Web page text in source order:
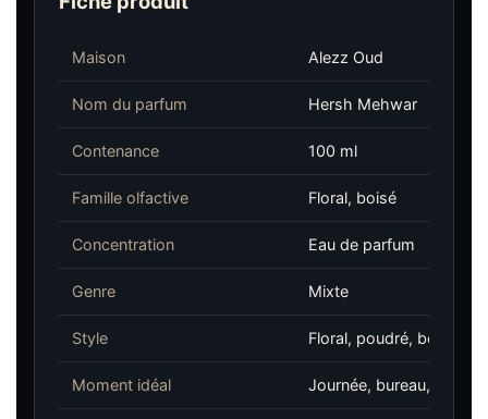
Maison Alezz Oud
Nom du parfum Hersh Mehwar
Contenance 100 ml
Famille olfactive Floral, boisé
Concentration Eau de parfum
Genre Mixte
Style Floral, poudré, boisé,
Moment idéal Journée, bureau, sortie